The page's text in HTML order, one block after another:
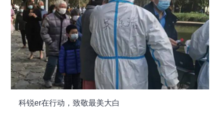
科锐er在行动，致敬最美大白